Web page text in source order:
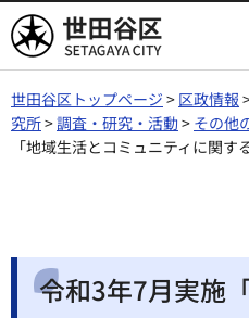
世田谷区
世田谷区トップページ > 区政情報
究所>調査・研究・活動> その他
「地域生活とコミュニティに関す
令和3年7月実施